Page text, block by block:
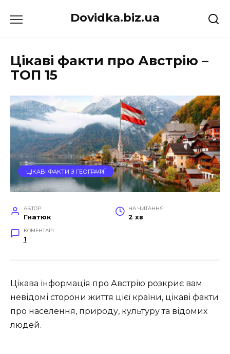
до
Dovidka.biz.ua
Цікаві факти про Австрію –
ТОП 15
ЦІКАВІ ФАКТИ З ГЕОГРАФІЇ
АВТОР
Гнатюк
НА ЧИТАННЯ
2 хв
КОМЕНТАРІ
1
Цікава інформація про Австрію розкриє вам
невідомі сторони життя цієї країни, цікаві факти
про населення, природу, культуру та відомих
людей.